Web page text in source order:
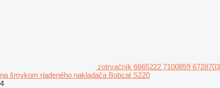
zotrvačník 6665222 7100859 6728703
na šmykom riadeného nakladača Bobcat S220
4